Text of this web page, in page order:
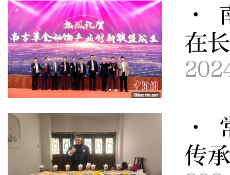
·
在
·
传